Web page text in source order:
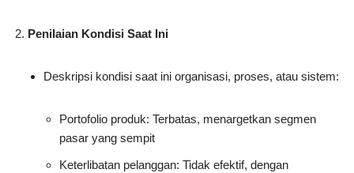
Penilaian Kondisi Saat Ini
Deskripsi kondisi saat ini organisasi, proses, atau sistem:
Portofolio produk: Terbatas, menargetkan segmen
pasar yang sempit
Keterlibatan pelanggan: Tidak efektif, dengan